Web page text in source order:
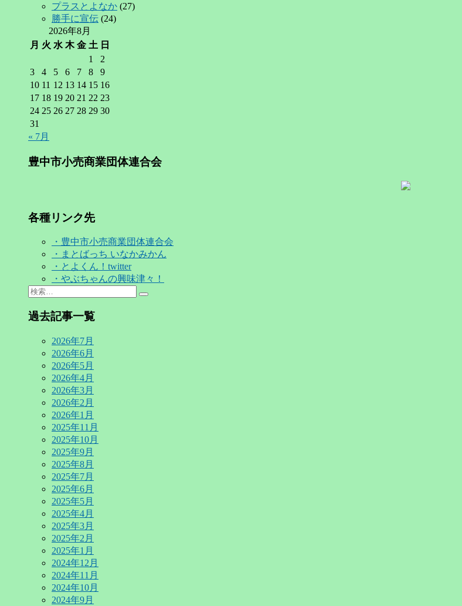
プラスとよなか (27)
勝手に宣伝 (24)
2026年8月
月 火 水 木 金 土 日
1
2
3
4 5 6 7 8
9
10 11 12 13 14 15 16
17 18 19 20 21 22 23
24 25 26 27 28 29 30
31
« 7月
豊中市小売商業団体連合会
各種リンク先
・豊中市小売商業団体連合会
・まとばっち いなかみかん
・とよくん！twitter
・やぶちゃんの興味津々！
Search
for:
検
過去記事一覧
2026年7月
2026年6月
2026年5月
2026年4月
2026年3月
2026年2月
2026年1月
2025年11月
2025年10月
2025年9月
2025年8月
2025年7月
2025年6月
2025年5月
2025年4月
2025年3月
2025年2月
2025年1月
2024年12月
2024年11月
2024年10月
2024年9月